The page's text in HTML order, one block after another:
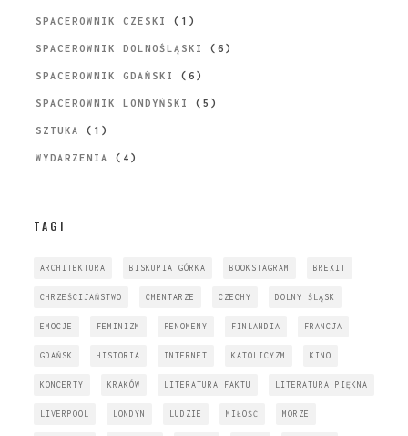
SPACEROWNIK CZESKI (1)
SPACEROWNIK DOLNOŚLĄSKI (6)
SPACEROWNIK GDAŃSKI (6)
SPACEROWNIK LONDYŃSKI (5)
SZTUKA (1)
WYDARZENIA (4)
TAGI
ARCHITEKTURA BISKUPIA GÓRKA BOOKSTAGRAM BREXIT
CHRZEŚCIJAŃSTWO CMENTARZE CZECHY DOLNY ŚLĄSK
EMOCJE FEMINIZM FENOMENY FINLANDIA FRANCJA
GDAŃSK HISTORIA INTERNET KATOLICYZM KINO
KONCERTY KRAKÓW LITERATURA FAKTU LITERATURA PIĘKNA
LIVERPOOL LONDYN LUDZIE MIŁOŚĆ MORZE